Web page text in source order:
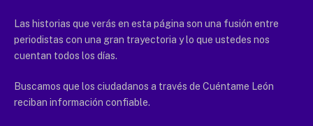
Las historias que verás en esta página son una fusión entre
periodistas con una gran trayectoria y lo que ustedes nos
cuentan todos los días.
Buscamos que los ciudadanos a través de Cuéntame León
reciban información confiable.